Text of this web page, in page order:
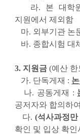
라. 본 대학원
지원에서 제외함
마. 외부기관 논
바. 종합시험 대
3. 지원금 (예산 한
가. 단독게재 :
나. 공동게재 :
공저자와 합의하
다. (석사과정만
확인 및 입상 확